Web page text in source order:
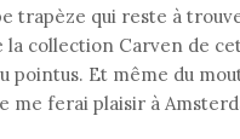
trapèze qui reste à
collection Carven de
pointus. Et même du
me ferai plaisir à